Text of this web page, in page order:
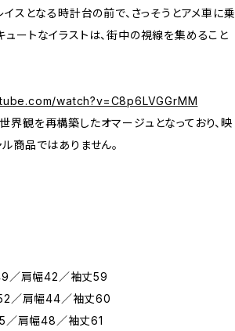
スとなる時計台の前で、さっそうとアメ車に乗
ュートなイラストは、街中の視線を集めること
watch?v=C8p6LVGGrMM
観を再構築したオマージュとなっており、映
商品ではありません。
／肩幅42／袖丈59
／肩幅44／袖丈60
／肩幅48／袖丈61